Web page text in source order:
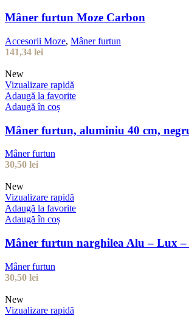
Mâner furtun Moze Carbon
Accesorii Moze, Mâner furtun
141,34 lei
New
Vizualizare rapidă
Adaugă la favorite
Adaugă în coș
Mâner furtun, aluminiu 40 cm,
Mâner furtun
30,50 lei
New
Vizualizare rapidă
Adaugă la favorite
Adaugă în coș
Mâner furtun narghilea Alu – Lux –
Mâner furtun
30,50 lei
New
Vizualizare rapidă